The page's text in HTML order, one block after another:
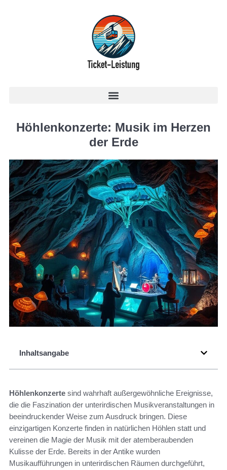
Höhlenkonzerte: Musik im Herzen
der Erde
Inhaltsangabe
Höhlenkonzerte sind wahrhaft außergewöhnliche Ereignisse,
die die Faszination der unterirdischen Musikveranstaltungen in
beeindruckender Weise zum Ausdruck bringen. Diese
einzigartigen Konzerte finden in natürlichen Höhlen statt und
vereinen die Magie der Musik mit der atemberaubenden
Kulisse der Erde. Bereits in der Antike wurden
Musikaufführungen in unterirdischen Räumen durchgeführt,